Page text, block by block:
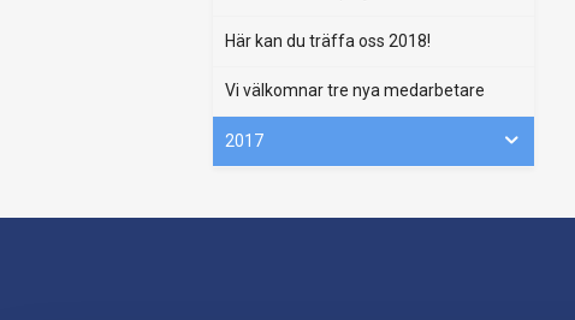
Här kan du träffa oss 2018!
Vi välkomnar tre nya medarbetare
2017